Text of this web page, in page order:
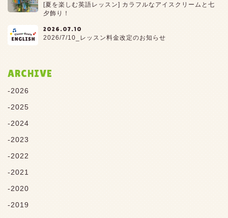
[夏を楽しむ英語レッスン] カラフルなアイスクリームと七
夕飾り！
2026.07.10
2026/7/10_レッスン料金改定のお知らせ
ARCHIVE
2026
2025
2024
2023
2022
2021
2020
2019